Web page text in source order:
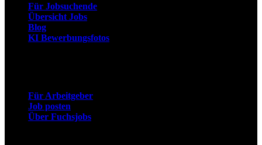
Für Jobsuchende
Übersicht Jobs
Blog
KI Bewerbungsfotos
Für Arbeitgeber
Job posten
Über Fuchsjobs